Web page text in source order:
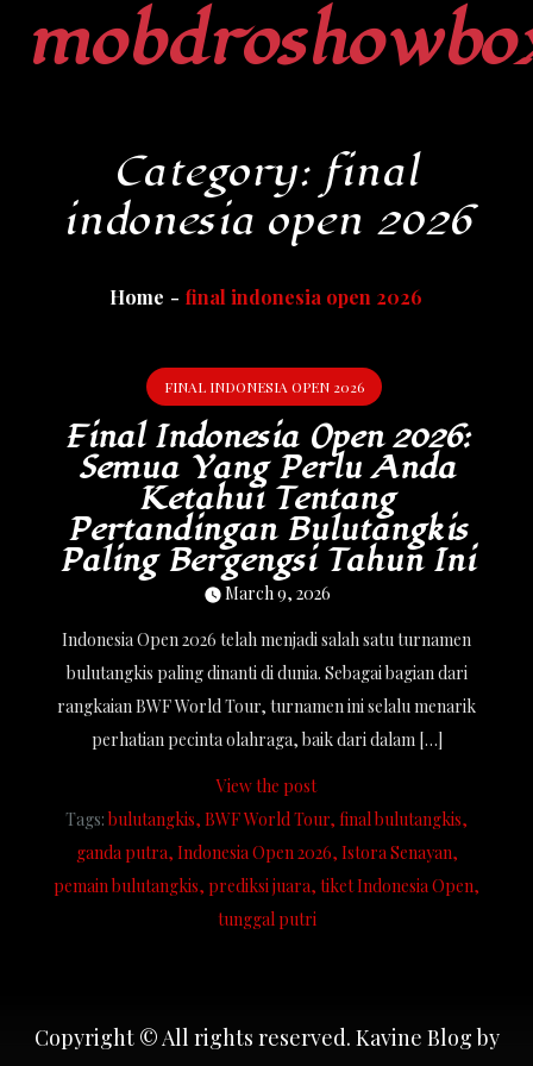
Category: final
indonesia open 2026
Home final indonesia open 2026
FINAL INDONESIA OPEN 2026
Final Indonesia Open 2026:
Semua Yang Perlu Anda
Ketahui Tentang
Pertandingan Bulutangkis
Paling Bergengsi Tahun Ini
March 9, 2026
Indonesia Open 2026 telah menjadi salah satu turnamen
bulutangkis paling dinanti di dunia. Sebagai bagian dari
rangkaian BWF World Tour, turnamen ini selalu menarik
perhatian pecinta olahraga, baik dari dalam […]
View the post
Tags: bulutangkis BWF World Tour final bulutangkis
ganda putra Indonesia Open 2026 Istora Senayan
pemain bulutangkis prediksi juara tiket Indonesia Open
tunggal putri
Copyright © All rights reserved. Kavine Blog by